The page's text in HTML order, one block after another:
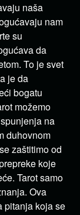
naša
nam
su
da
To je svet
je da
bogatu
možemo
na
duhovnom
zaštitimo od
koje
Tarot samo
Ova
pitanja koja se